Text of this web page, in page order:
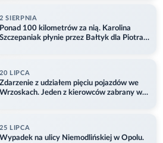
2 SIERPNIA
Ponad 100 kilometrów za nią. Karolina
Szczepaniak płynie przez Bałtyk dla Piotra.
20 LIPCA
Zdarzenie z udziałem pięciu pojazdów we
Wrzoskach. Jeden z kierowców zabrany w
25 LIPCA
Wypadek na ulicy Niemodlińskiej w Opolu.